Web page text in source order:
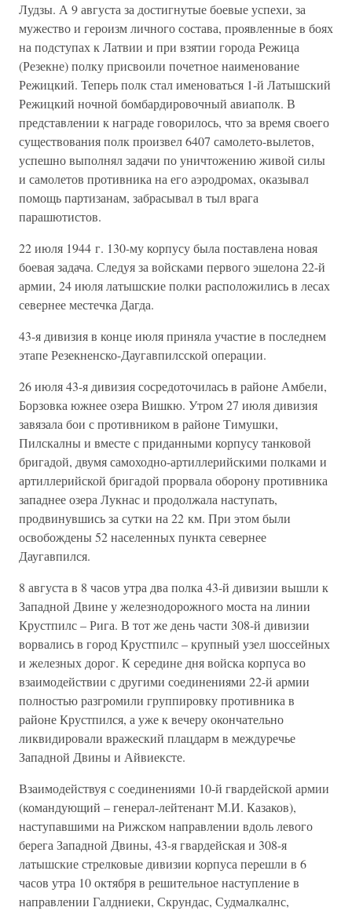
Лудзы. А 9 августа за достигнутые боевые успехи, за
мужество и героизм личного состава, проявленные в боях
на подступах к Латвии и при взятии города Режица
(Резекне) полку присвоили почетное наименование
Режицкий. Теперь полк стал именоваться 1-й Латышский
Режицкий ночной бомбардировочный авиаполк. В
представлении к награде говорилось, что за время своего
существования полк произвел 6407 самолето-вылетов,
успешно выполнял задачи по уничтожению живой силы
и самолетов противника на его аэродромах, оказывал
помощь партизанам, забрасывал в тыл врага
парашютистов.
22 июля 1944 г. 130-му корпусу была поставлена новая
боевая задача. Следуя за войсками первого эшелона 22-й
армии, 24 июля латышские полки расположились в лесах
севернее местечка Дагда.
43-я дивизия в конце июля приняла участие в последнем
этапе Резекненско-Даугавпилсской операции.
26 июля 43-я дивизия сосредоточилась в районе Амбели,
Борзовка южнее озера Вишкю. Утром 27 июля дивизия
завязала бои с противником в районе Тимушки,
Пилскалны и вместе с приданными корпусу танковой
бригадой, двумя самоходно-артиллерийскими полками и
артиллерийской бригадой прорвала оборону противника
западнее озера Лукнас и продолжала наступать,
продвинувшись за сутки на 22 км. При этом были
освобождены 52 населенных пункта севернее
Даугавпился.
8 августа в 8 часов утра два полка 43-й дивизии вышли к
Западной Двине у железнодорожного моста на линии
Крустпилс – Рига. В тот же день части 308-й дивизии
ворвались в город Крустпилс – крупный узел шоссейных
и железных дорог. К середине дня войска корпуса во
взаимодействии с другими соединениями 22-й армии
полностью разгромили группировку противника в
районе Крустпился, а уже к вечеру окончательно
ликвидировали вражеский плацдарм в междуречье
Западной Двины и Айвиексте.
Взаимодействуя с соединениями 10-й гвардейской армии
(командующий – генерал-лейтенант М.И. Казаков),
наступавшими на Рижском направлении вдоль левого
берега Западной Двины, 43-я гвардейская и 308-я
латышские стрелковые дивизии корпуса перешли в 6
часов утра 10 октября в решительное наступление в
направлении Галдниеки, Скрундас, Судмалкалнс,